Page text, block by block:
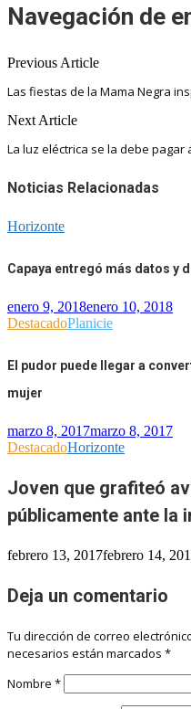
Navegación de
Previous Article
Las fiestas de la Mama Negra
Next Article
La luz eléctrica se la debe
Noticias Relacionadas
Horizonte
Capaya entregó más datos y
enero 9, 2018enero 10, 2018
DestacadoPlanicie
El pudor puede llegar a
mujer
marzo 8, 2017marzo 8, 2017
DestacadoHorizonte
Joven que grafiteó
públicamente ante la
febrero 13, 2017febrero 14,
Deja un comentario
Tu dirección de correo
necesarios están marcados *
Nombre *